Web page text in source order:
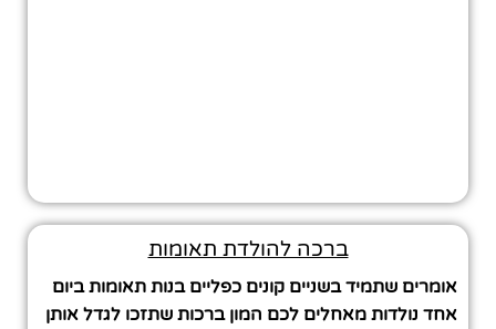
ברכה להולדת תאומות
אומרים שתמיד בשניים קונים כפליים בנות תאומות ביום
אחד נולדות מאחלים לכם המון ברכות שתזכו לגדל אותן